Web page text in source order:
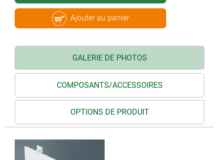
Ajouter au panier
GALERIE DE PHOTOS
COMPOSANTS/ACCESSOIRES
OPTIONS DE PRODUIT